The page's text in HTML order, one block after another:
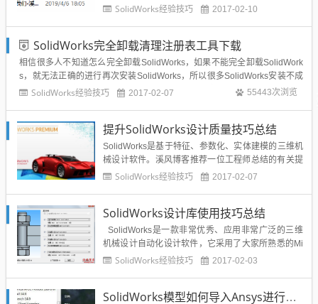
rks2017安装教程与SolidWorks2016和2015、2014
SolidWorks经验技巧 2017-02-10
SolidWorks完全卸载清理注册表工具下载
相信很多人不知道怎么完全卸载SolidWorks，如果不能完全卸载SolidWork
s，就无法正确的进行再次安装SolidWorks，所以很多SolidWorks安装不成
功是因为上次安装错误造成软件残留，影响下次的安装，所以SolidWorks完
SolidWorks经验技巧 2017-02-07 55443次浏览
提升SolidWorks设计质量技巧总结
SolidWorks是基于特征、参数化、实体建模的三维机
械设计软件。溪风博客推荐一位工程师总结的有关提
高SolidWorks设计质量的技巧，在这里分享给大家：
企业标准也有差别，因此我们可以根据国...
SolidWorks经验技巧 2017-02-07
SolidWorks设计库使用技巧总结
SolidWorks是一款非常优秀、应用非常广泛的三维
机械设计自动化设计软件，它采用了大家所熟悉的Mi
crosoft Windows界面。使用这套简单易学的工具，机
在越来越多的工程师熟悉这款设计...
SolidWorks经验技巧 2017-02-03
SolidWorks模型如何导入Ansys进行分析？